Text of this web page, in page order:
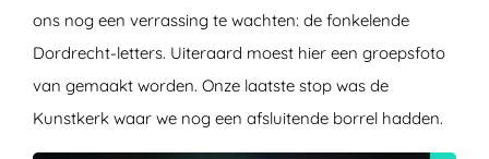
ons nog een verrassing te wachten: de fonkelende
Dordrecht-letters. Uiteraard moest hier een groepsfoto
van gemaakt worden. Onze laatste stop was de
Kunstkerk waar we nog een afsluitende borrel hadden.